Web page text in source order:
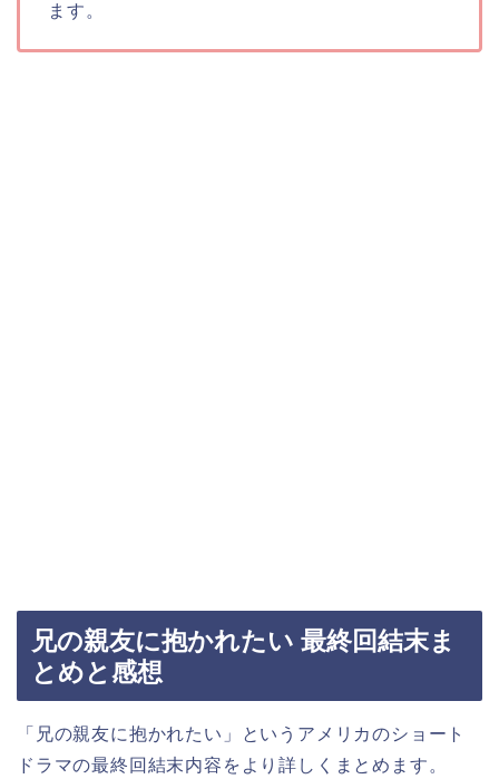
ます。
兄の親友に抱かれたい 最終回結末ま
とめと感想
「兄の親友に抱かれたい」というアメリカのショート
ドラマの最終回結末内容をより詳しくまとめます。